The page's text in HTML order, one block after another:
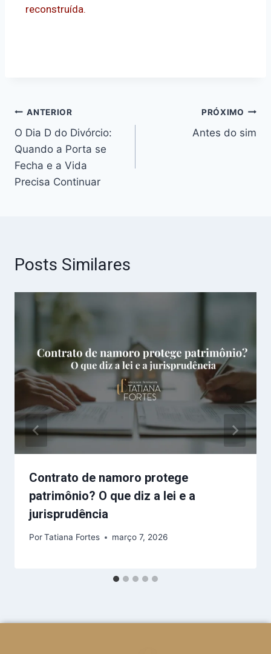
reconstruída.
ANTERIOR
O Dia D do Divórcio:
Quando a Porta se
Fecha e a Vida
Precisa Continuar
PRÓXIMO
Antes do sim
Posts Similares
Contrato de namoro protege
patrimônio? O que diz a lei e a
jurisprudência
PorTatiana Fortes março 7, 2026